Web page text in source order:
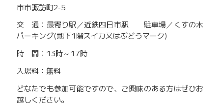
市市諏訪町2-5
交 通：最寄り駅／近鉄四日市駅 駐車場／くすの木
パーキング(地下1階スイカ又はぶどうマーク)
時 間：13時～17時
入場料：無料
どなたでも参加可能ですので、ご興味のある方はぜひお
越しください。